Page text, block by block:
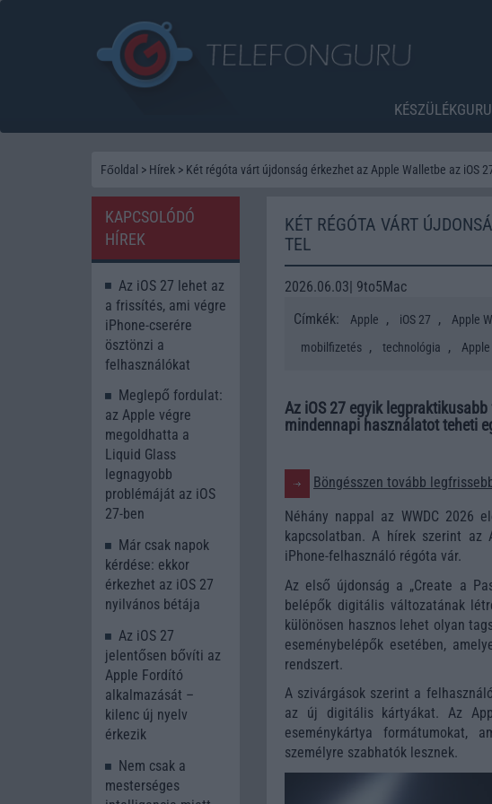
KÉSZÜLÉKGURU
Főoldal > Hírek > Két régóta várt újdonság érkezhet az Apple Walletbe az iOS
KÉT RÉGÓTA VÁRT
TEL
2026.06.03| 9to5Mac
Címkék:
Apple , iOS 27 , Apple
mobilfizetés , technológia ,
Az iOS 27 egyik
mindennapi használatot teheti
Böngésszen tovább
Néhány nappal az WWDC 2026
kapcsolatban. A hírek szerint az
iPhone-felhasználó régóta vár.
Az első újdonság a „Create a
belépők digitális változatának
különösen hasznos lehet olyan
eseménybelépők esetében,
rendszert.
A szivárgások szerint a
az új digitális kártyákat. Az
eseménykártya formátumokat,
személyre szabhatók lesznek.
KAPCSOLÓDÓ
HÍREK
Az iOS 27 lehet az
a frissítés, ami végre
iPhone-cserére
ösztönzi a
felhasználókat
Meglepő fordulat:
az Apple végre
megoldhatta a
Liquid Glass
legnagyobb
problémáját az iOS
27-ben
Már csak napok
kérdése: ekkor
érkezhet az iOS 27
nyilvános bétája
Az iOS 27
jelentősen bővíti az
Apple Fordító
alkalmazását –
kilenc új nyelv
érkezik
Nem csak a
mesterséges